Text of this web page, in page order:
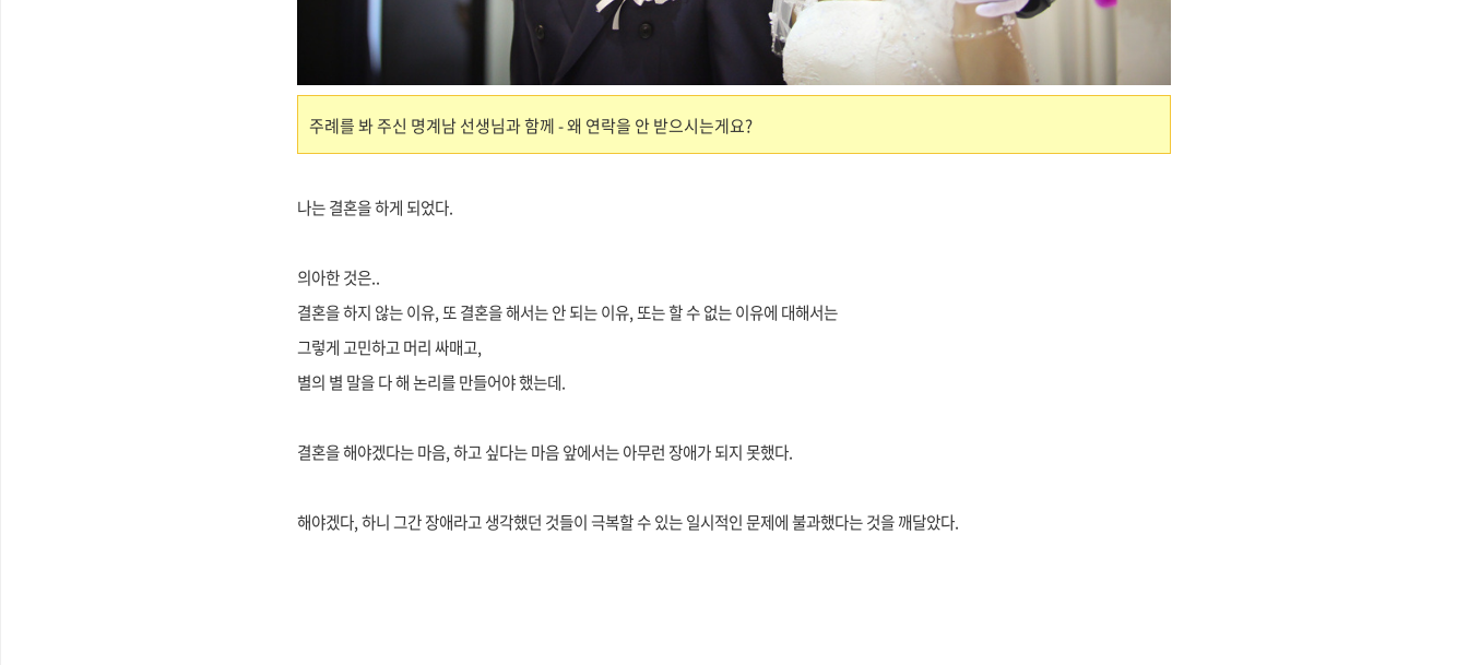
주례를 봐 주신 명계남 선생님과 함께 - 왜 연락을 안 받으시는게요?
나는 결혼을 하게 되었다.
의아한 것은..
결혼을 하지 않는 이유, 또 결혼을 해서는 안 되는 이유, 또는 할 수 없는 이유에 대해서는
그렇게 고민하고 머리 싸매고,
별의 별 말을 다 해 논리를 만들어야 했는데.
결혼을 해야겠다는 마음, 하고 싶다는 마음 앞에서는 아무런 장애가 되지 못했다.
해야겠다, 하니 그간 장애라고 생각했던 것들이 극복할 수 있는 일시적인 문제에 불과했다는 것을 깨달았다.